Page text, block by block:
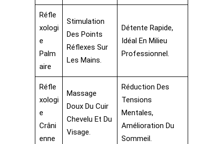
Réfle
Xologi
E
Palm
Aire
Stimulation
Des Points
Réflexes Sur
Les Mains.
Détente Rapide,
Idéal En Milieu
Professionnel.
Réfle
Xologi
E
Crâni
Enne
Massage
Doux Du Cuir
Chevelu Et Du
Visage.
Réduction Des
Tensions
Mentales,
Amélioration Du
Sommeil.